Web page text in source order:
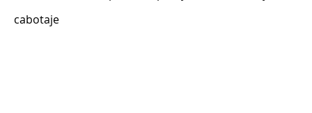
cabotaje